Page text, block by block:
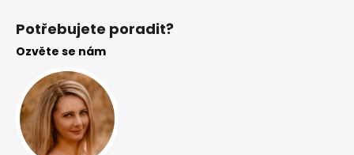
Potřebujete poradit?
Ozvěte se nám